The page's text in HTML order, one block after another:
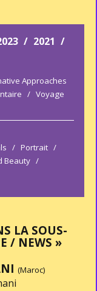
/ 2021 /
Approaches
/ Voyage
/ Portrait /
Beauty /
LA SOUS-
/ NEWS »
(Maroc)